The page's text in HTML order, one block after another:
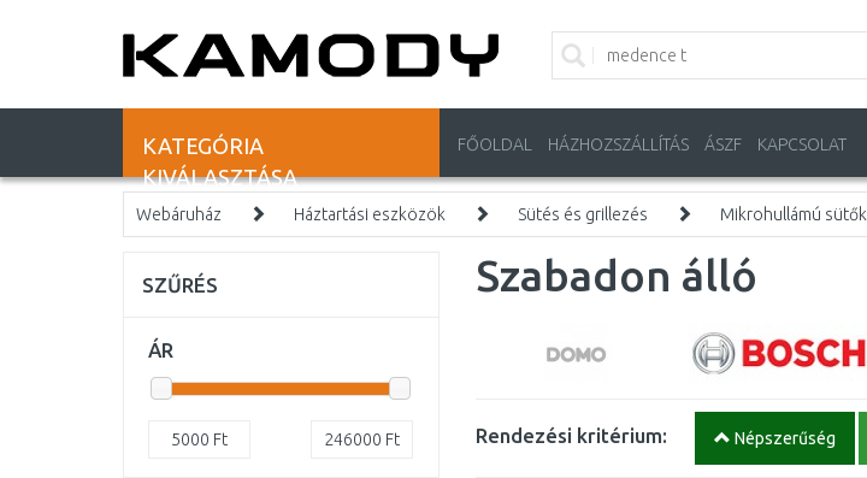
KATEGÓRIA
KIVÁLASZTÁSA
FŐOLDAL HÁZHOZSZÁLLÍTÁS ÁSZF KAPCSOLAT
Webáruház Háztartási eszközök Sütés és grillezés Mikrohullámú sütők
Szabadon álló
Rendezési kritérium: Népszerűség
SZŰRÉS
ÁR
5000 Ft 246000 Ft